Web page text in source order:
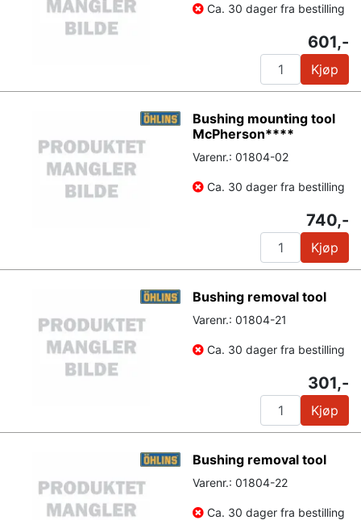
Ca. 30 dager fra bestilling
601,-
Kjøp
Bushing mounting tool
McPherson****
Varenr.: 01804-02
Ca. 30 dager fra bestilling
740,-
Kjøp
Bushing removal tool
Varenr.: 01804-21
Ca. 30 dager fra bestilling
301,-
Kjøp
Bushing removal tool
Varenr.: 01804-22
Ca. 30 dager fra bestilling